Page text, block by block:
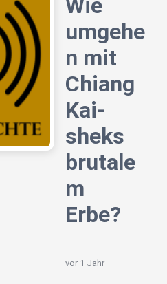
Wie
umgehe
n mit
Chiang
Kai-
sheks
brutale
m
Erbe?
vor 1 Jahr